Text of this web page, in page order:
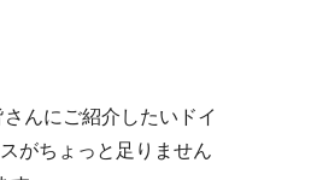
んにご紹介したいドイ
がちょっと足りません